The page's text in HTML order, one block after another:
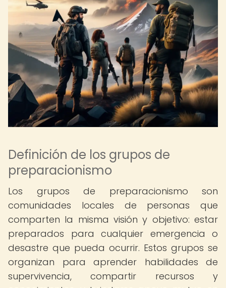
Definición de los grupos de
preparacionismo
Los grupos de preparacionismo son
comunidades locales de personas que
comparten la misma visión y objetivo: estar
preparados para cualquier emergencia o
desastre que pueda ocurrir. Estos grupos se
organizan para aprender habilidades de
supervivencia, compartir recursos y